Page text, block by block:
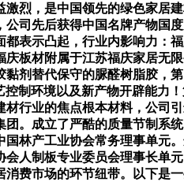
烈，是中国领先的绿色家居
司先后获得中国名牌产物国
表示凸起，行业内影响力：
板材附属于江苏福庆家居无
剂替代保守的脲醛树脂胶，
制环境以及新产物开辟能力
行业的焦点根本材料，公司
。成立了严酷的质量节制系
林产工业协会常务理事单元
人制板专业委员会理事长单
费市场的环节纽带。以下是